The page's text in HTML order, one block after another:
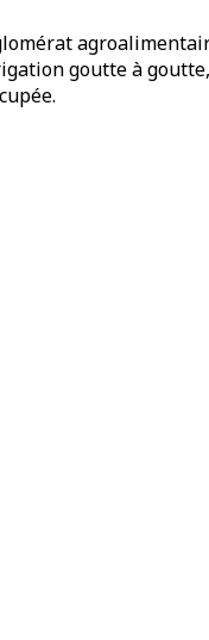
goutte à